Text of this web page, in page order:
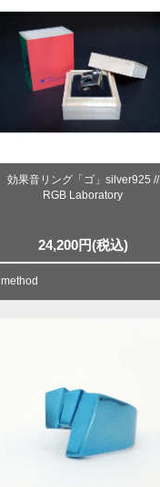
効果音リング「ゴ」silver925 //
RGB Laboratory
24,200円(税込)
method